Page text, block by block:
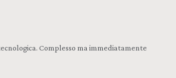
Complesso ma immediatamente